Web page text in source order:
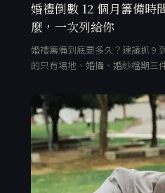
婚禮倒數 12 個月籌備時
麼，一次列給你
婚禮籌備到底要多久？建議抓 9
的只有場地、婚攝、婚紗檔期三